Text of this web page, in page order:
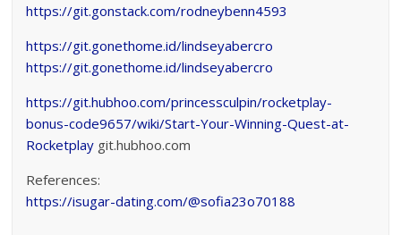
https://git.gonstack.com/rodneybenn4593
https://git.gonethome.id/lindseyabercro
https://git.gonethome.id/lindseyabercro
https://git.hubhoo.com/princessculpin/rocketplay-
bonus-code9657/wiki/Start-Your-Winning-Quest-at-
Rocketplay git.hubhoo.com
References:
https://isugar-dating.com/@sofia23o70188